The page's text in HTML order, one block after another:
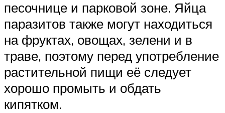
песочнице и парковой зоне. Яйца
паразитов также могут находиться
на фруктах, овощах, зелени и в
траве, поэтому перед употребление
растительной пищи её следует
хорошо промыть и обдать
кипятком.